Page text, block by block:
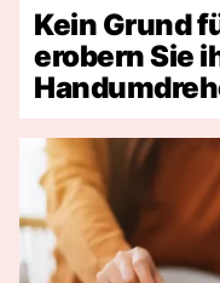
Kein Grund
erobern Sie